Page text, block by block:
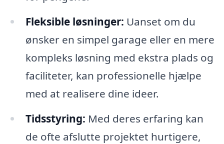
Fleksible løsninger: Uanset om du
ønsker en simpel garage eller en mere
kompleks løsning med ekstra plads og
faciliteter, kan professionelle hjælpe
med at realisere dine ideer.
Tidsstyring: Med deres erfaring kan
de ofte afslutte projektet hurtigere,